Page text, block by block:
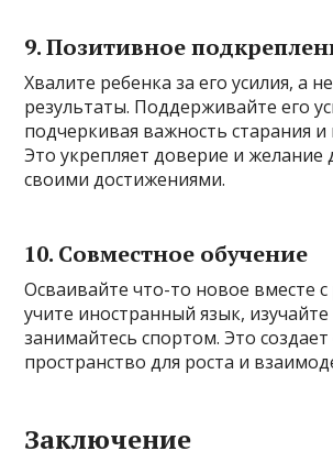
9.Позитивное
Хвалите ребенка за его усилия, а
результаты. Поддерживайте его
подчеркивая важность старания и
Это укрепляет доверие и желание
своими достижениями.
10. Совместное обучение
Осваивайте что-то новое вместе
учите иностранный язык, изучайте
занимайтесь спортом. Это
пространство для роста и
Заключение